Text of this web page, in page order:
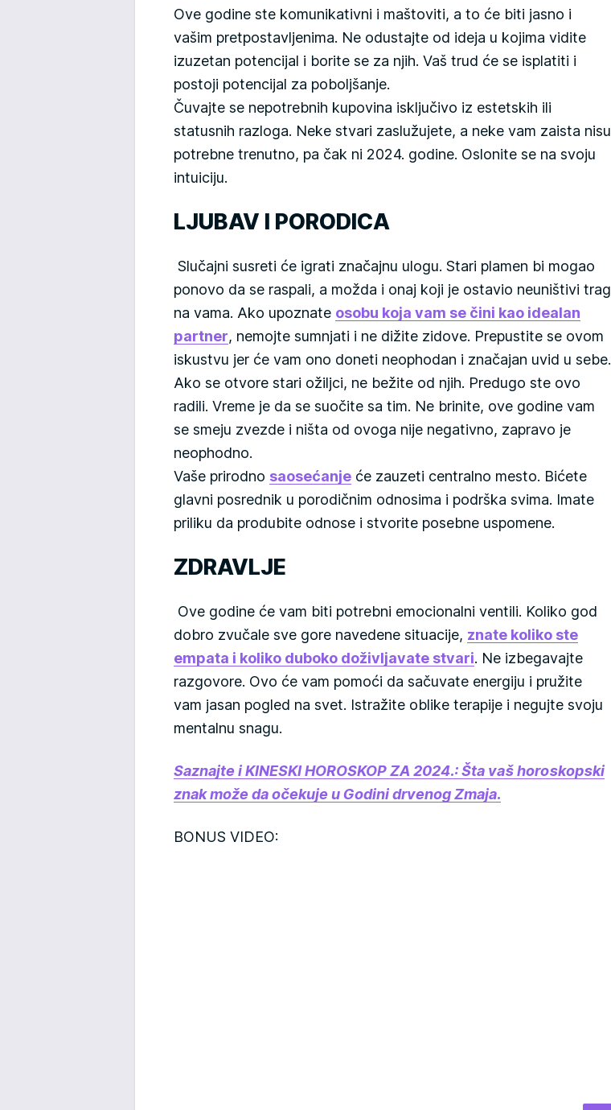
Ove godine ste komunikativni i maštoviti, a to će biti jasno i
vašim pretpostavljenima. Ne odustajte od ideja u kojima vidite
izuzetan potencijal i borite se za njih. Vaš trud će se isplatiti i
postoji potencijal za poboljšanje.
Čuvajte se nepotrebnih kupovina isključivo iz estetskih ili
statusnih razloga. Neke stvari zaslužujete, a neke vam zaista nisu
potrebne trenutno, pa čak ni 2024. godine. Oslonite se na svoju
intuiciju.
LJUBAV I PORODICA
Slučajni susreti će igrati značajnu ulogu. Stari plamen bi mogao
ponovo da se raspali, a možda i onaj koji je ostavio neuništivi trag
na vama. Ako upoznate osobu koja vam se čini kao idealan
partner, nemojte sumnjati i ne dižite zidove. Prepustite se ovom
iskustvu jer će vam ono doneti neophodan i značajan uvid u sebe.
Ako se otvore stari ožiljci, ne bežite od njih. Predugo ste ovo
radili. Vreme je da se suočite sa tim. Ne brinite, ove godine vam
se smeju zvezde i ništa od ovoga nije negativno, zapravo je
neophodno.
Vaše prirodno saosećanje će zauzeti centralno mesto. Bićete
glavni posrednik u porodičnim odnosima i podrška svima. Imate
priliku da produbite odnose i stvorite posebne uspomene.
ZDRAVLJE
Ove godine će vam biti potrebni emocionalni ventili. Koliko god
dobro zvučale sve gore navedene situacije, znate koliko ste
empata i koliko duboko doživljavate stvari. Ne izbegavajte
razgovore. Ovo će vam pomoći da sačuvate energiju i pružite
vam jasan pogled na svet. Istražite oblike terapije i negujte svoju
mentalnu snagu.
Saznajte i KINESKI HOROSKOP ZA 2024.: Šta vaš horoskopski
znak može da očekuje u Godini drvenog Zmaja.
BONUS VIDEO: